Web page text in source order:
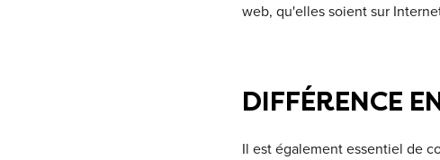
web, qu'elles soient sur
DIFFÉRENCE
Il est également essentiel de